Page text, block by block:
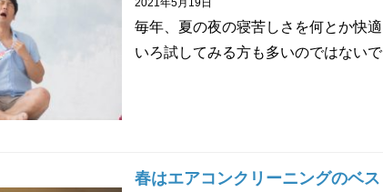
毎年、夏の夜の寝苦しさを何とか快
いろ試してみる方も多いのではない
春はエアコンクリーニングのベ